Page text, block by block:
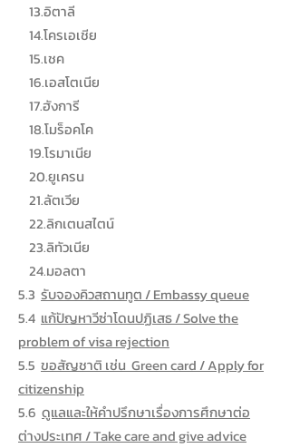
13.อิตาลี
14.โครเอเชีย
15.เชค
16.เอสโตเนีย
17.ฮังการี
18.โมร็อคโค
19.โรมาเนีย
20.ยูเครน
21.ลัตเวีย
22.ลิกเตนสไตน์
23.ลิทัวเนีย
24.มอลตา
5.3 รับจองคิวสถานทูต / Embassy queue
5.4 แก้ปัญหาวีซ่าโดนปฏิเสธ / Solve the
problem of visa rejection
5.5 ขอสัญชาติ เช่น Green card / Apply for
citizenship
5.6 ดูแลและให้คำปรึกษาเรื่องการศึกษาต่อ
ต่างประเทศ / Take care and give advice